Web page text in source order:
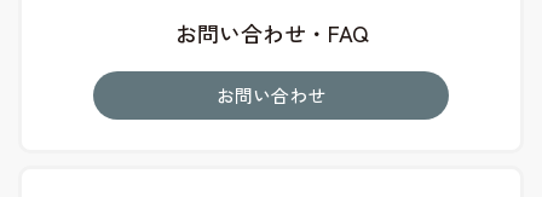
お問い合わせ・FAQ
お問い合わせ